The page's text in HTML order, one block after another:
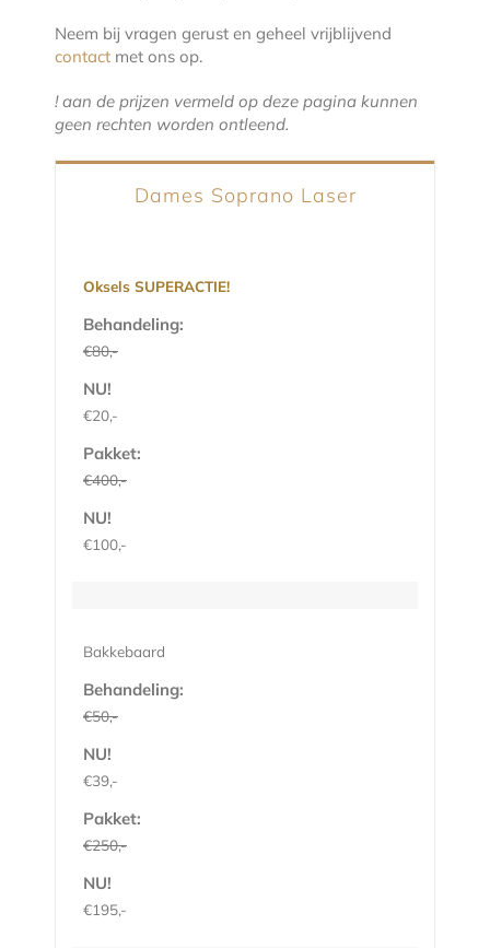
Neem bij vragen gerust en geheel vrijblijvend
contact met ons op.
! aan de prijzen vermeld op deze pagina kunnen
geen rechten worden ontleend.
Dames Soprano Laser
Oksels SUPERACTIE!
Behandeling:
€80,-
NU!
€20,-
Pakket:
€400,-
NU!
€100,-
Bakkebaard
Behandeling:
€50,-
NU!
€39,-
Pakket:
€250,-
NU!
€195,-